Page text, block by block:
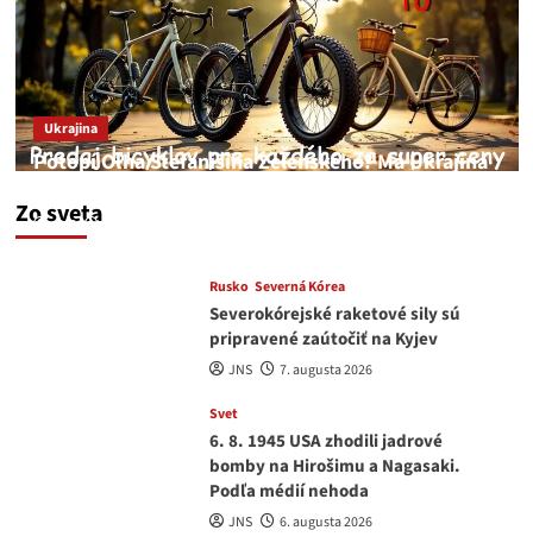
Zo sveta
Ukrajina
Potopí Oľha Stefanišina Zelenského? Má Ukrajina
JNS
Rusko Severná Kórea
Severokórejské raketové sily sú
pripravené zaútočiť na Kyjev
JNS 7. augusta 2026
Svet
6. 8. 1945 USA zhodili jadrové
bomby na Hirošimu a Nagasaki.
Podľa médií nehoda
JNS 6. augusta 2026